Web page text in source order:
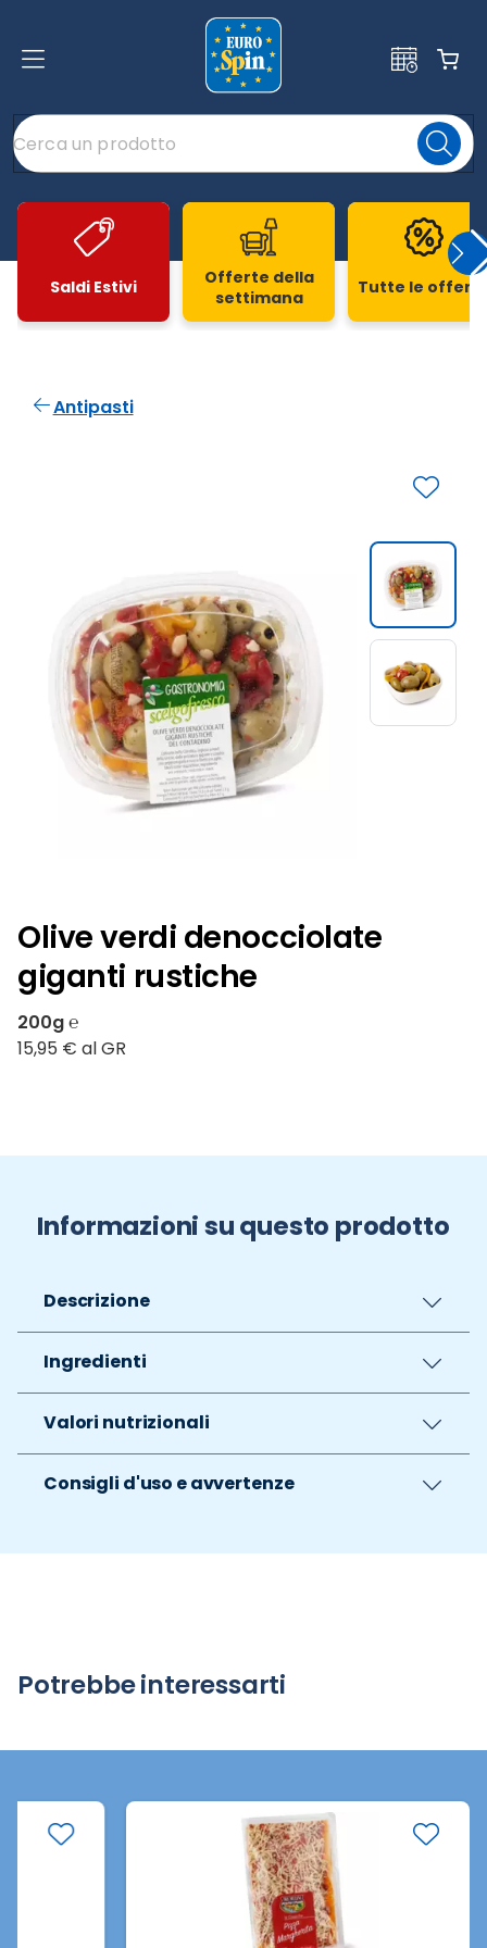
Saldi Estivi
Offerte della
settimana
Tutte le
Antipasti
Olive verdi denocciolate
giganti rustiche
200g ℮
15,95 € al GR
Informazioni su questo prodotto
Descrizione
Ingredienti
Valori nutrizionali
Consigli d'uso e avvertenze
Potrebbe interessarti